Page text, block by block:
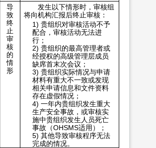
导
致
终
止
审
核
的
情
形
发生以下情形时，审核组
将向机构汇报后终止审核：
1) 贵组织对审核活动不予
配合，审核活动无法进
行；
2) 贵组织的最高管理者或
经授权的高级管理层成员
缺席首末次会议；
3) 贵组织实际情况与申请
材料有重大不一致或发现
相关申请信息和文件资料
存在虚假情况；
4) 一年内贵组织发生重大
生产安全事故，或审核实
施中贵组织发生人员死亡
事故（OHSMS适用）；
5) 其他导致审核程序无法
完成的情况。